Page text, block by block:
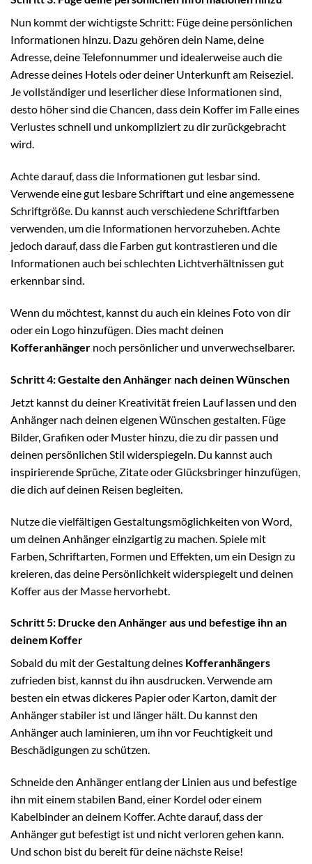
Nun kommt der wichtigste Schritt: Füge deine persönlichen
Informationen hinzu. Dazu gehören dein Name, deine
Adresse, deine Telefonnummer und idealerweise auch die
Adresse deines Hotels oder deiner Unterkunft am Reiseziel.
Je vollständiger und leserlicher diese Informationen sind,
desto höher sind die Chancen, dass dein Koffer im Falle eines
Verlustes schnell und unkompliziert zu dir zurückgebracht
wird.
Achte darauf, dass die Informationen gut lesbar sind.
Verwende eine gut lesbare Schriftart und eine angemessene
Schriftgröße. Du kannst auch verschiedene Schriftfarben
verwenden, um die Informationen hervorzuheben. Achte
jedoch darauf, dass die Farben gut kontrastieren und die
Informationen auch bei schlechten Lichtverhältnissen gut
erkennbar sind.
Wenn du möchtest, kannst du auch ein kleines Foto von dir
oder ein Logo hinzufügen. Dies macht deinen
Kofferanhänger noch persönlicher und unverwechselbarer.
Schritt 4: Gestalte den Anhänger nach deinen Wünschen
Jetzt kannst du deiner Kreativität freien Lauf lassen und den
Anhänger nach deinen eigenen Wünschen gestalten. Füge
Bilder, Grafiken oder Muster hinzu, die zu dir passen und
deinen persönlichen Stil widerspiegeln. Du kannst auch
inspirierende Sprüche, Zitate oder Glücksbringer hinzufügen,
die dich auf deinen Reisen begleiten.
Nutze die vielfältigen Gestaltungsmöglichkeiten von Word,
um deinen Anhänger einzigartig zu machen. Spiele mit
Farben, Schriftarten, Formen und Effekten, um ein Design zu
kreieren, das deine Persönlichkeit widerspiegelt und deinen
Koffer aus der Masse hervorhebt.
Schritt 5: Drucke den Anhänger aus und befestige ihn an
deinem Koffer
Sobald du mit der Gestaltung deines Kofferanhängers
zufrieden bist, kannst du ihn ausdrucken. Verwende am
besten ein etwas dickeres Papier oder Karton, damit der
Anhänger stabiler ist und länger hält. Du kannst den
Anhänger auch laminieren, um ihn vor Feuchtigkeit und
Beschädigungen zu schützen.
Schneide den Anhänger entlang der Linien aus und befestige
ihn mit einem stabilen Band, einer Kordel oder einem
Kabelbinder an deinem Koffer. Achte darauf, dass der
Anhänger gut befestigt ist und nicht verloren gehen kann.
Und schon bist du bereit für deine nächste Reise!